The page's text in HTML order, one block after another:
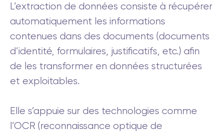
L’extraction de données consiste à récupérer
automatiquement les informations
contenues dans des documents (documents
d’identité, formulaires, justificatifs, etc.) afin
de les transformer en données structurées
et exploitables.
Elle s’appuie sur des technologies comme
l’OCR (reconnaissance optique de